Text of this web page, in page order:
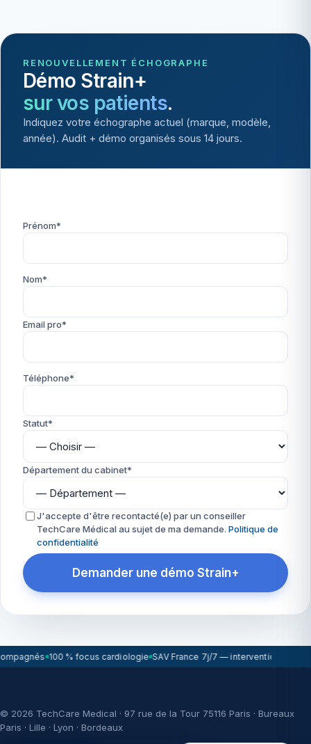
RENOUVELLEMENT ÉCHOGRAPHE
Démo Strain+
sur vos patients.
Indiquez votre échographe actuel (marque, modèle,
année). Audit + démo organisés sous 14 jours.
Prénom*
Nom*
Email pro*
Téléphone*
Statut*
Département du cabinet*
J'accepte d'être recontacté(e) par un conseiller
TechCare Médical au sujet de ma demande. Politique de
confidentialité
Demander une démo Strain+
100 % focus cardiologie SAV France 7j/7 — intervention sous
© 2026 TechCare Medical · 97 rue de la Tour 75116 Paris · Bureaux
Paris · Lille · Lyon · Bordeaux